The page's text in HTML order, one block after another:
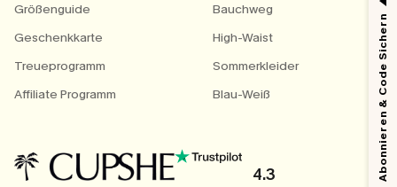
Größenguide
Geschenkkarte
Treueprogramm
Affiliate Programm
Bauchweg
High-Waist
Sommerkleider
Blau-Weiß
4.3 Abonnieren & Code Sichern